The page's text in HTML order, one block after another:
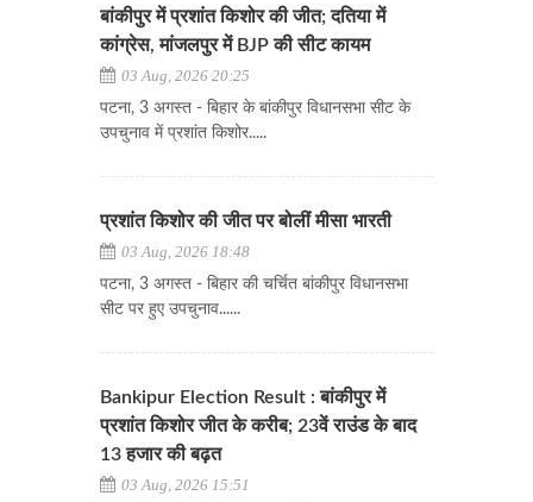
बांकीपुर में प्रशांत किशोर की जीत; दतिया में
कांग्रेस, मांजलपुर में BJP की सीट कायम
03 Aug, 2026 20:25
पटना, 3 अगस्त - बिहार के बांकीपुर विधानसभा सीट के
उपचुनाव में प्रशांत किशोर.....
प्रशांत किशोर की जीत पर बोलीं मीसा भारती
03 Aug, 2026 18:48
पटना, 3 अगस्त - बिहार की चर्चित बांकीपुर विधानसभा
सीट पर हुए उपचुनाव......
Bankipur Election Result : बांकीपुर में
प्रशांत किशोर जीत के करीब; 23वें राउंड के बाद
13 हजार की बढ़त
03 Aug, 2026 15:51